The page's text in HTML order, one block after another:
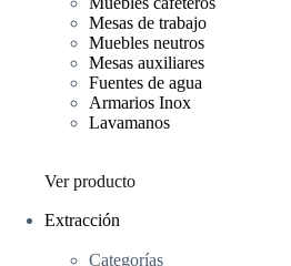
Mesas de trabajo
Muebles neutros
Mesas auxiliares
Fuentes de agua
Armarios Inox
Lavamanos
Ver producto
Extracción
Categorías